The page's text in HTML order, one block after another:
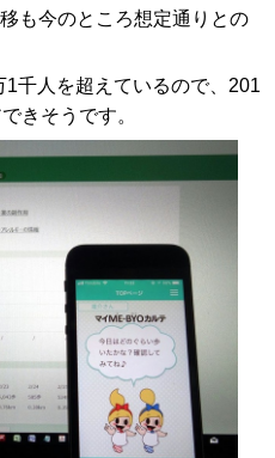
も今のところ想定通りとの
千人を超えているので、201
きそうです。